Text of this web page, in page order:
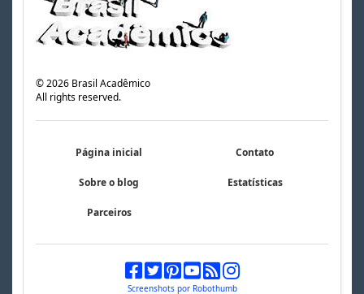
©2026 Brasil Acadêmico
All rights reserved.
Página inicial Contato
Sobre o blog Estatísticas
Parceiros
Screenshots por Robothumb